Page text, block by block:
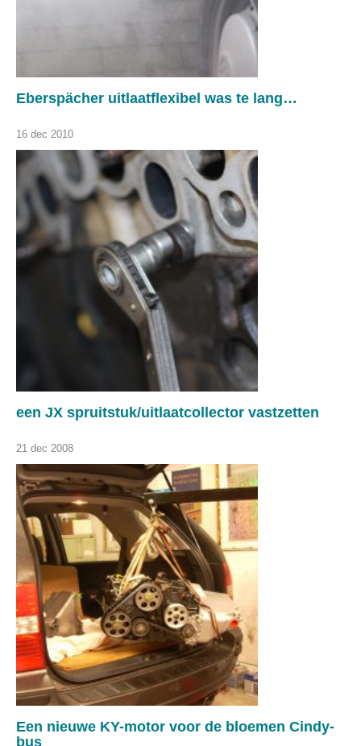
Eberspächer uitlaatflexibel was te lang…
16 dec 2010
een JX spruitstuk/uitlaatcollector vastzetten
21 dec 2008
Een nieuwe KY-motor voor de bloemen Cindy-
bus